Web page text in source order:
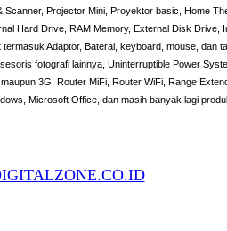
Scanner, Projector Mini, Proyektor basic, Home
Hard Drive, RAM Memory, External Disk Drive,
Adaptor, Baterai, keyboard, mouse, dan
fotografi lainnya, Uninterruptible Power
3G, Router MiFi, Router WiFi, Range
Microsoft Office, dan masih banyak lagi